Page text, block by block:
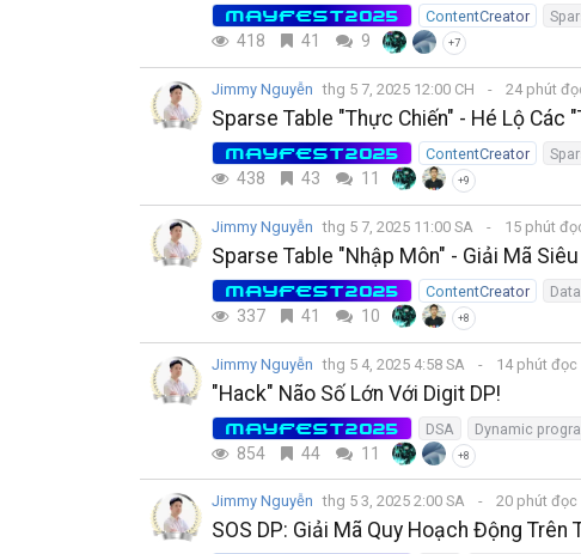
MAYFEST2025 ContentCreator
418 41 9 +7
Jimmy Nguyễn thg 5 7, 2025 12:00 CH 24 phút
Sparse Table "Thực Chiến" - Hé Lộ Các
MAYFEST2025 ContentCreator
438 43 11 +9
Jimmy Nguyễn thg 5 7, 2025 11:00 SA 15 phút
Sparse Table "Nhập Môn" - Giải Mã
MAYFEST2025 ContentCreator
337 41 10 +8
Jimmy Nguyễn thg 5 4, 2025 4:58 SA 14 phút đọc
"Hack" Não Số Lớn Với Digit DP!
MAYFEST2025 DSA Dynamic
854 44 11 +8
Jimmy Nguyễn thg 5 3, 2025 2:00 SA 20 phút đọc
SOS DP: Giải Mã Quy Hoạch Động Trên